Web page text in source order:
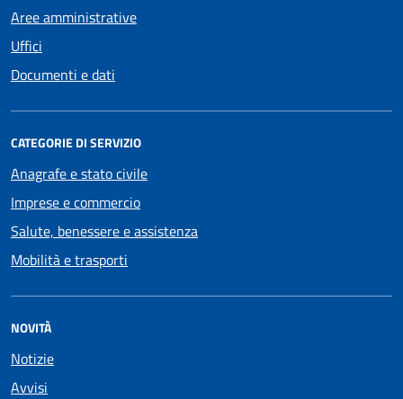
Aree amministrative
Uffici
Documenti e dati
CATEGORIE DI SERVIZIO
Anagrafe e stato civile
Imprese e commercio
Salute, benessere e assistenza
Mobilità e trasporti
NOVITÀ
Notizie
Avvisi